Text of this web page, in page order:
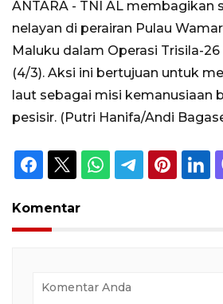
ANTARA - TNI AL membagikan
nelayan di perairan Pulau
Maluku dalam Operasi Trisila-26
(4/3). Aksi ini bertujuan untuk
laut sebagai misi kemanusiaan
pesisir. (Putri Hanifa/Andi
Komentar